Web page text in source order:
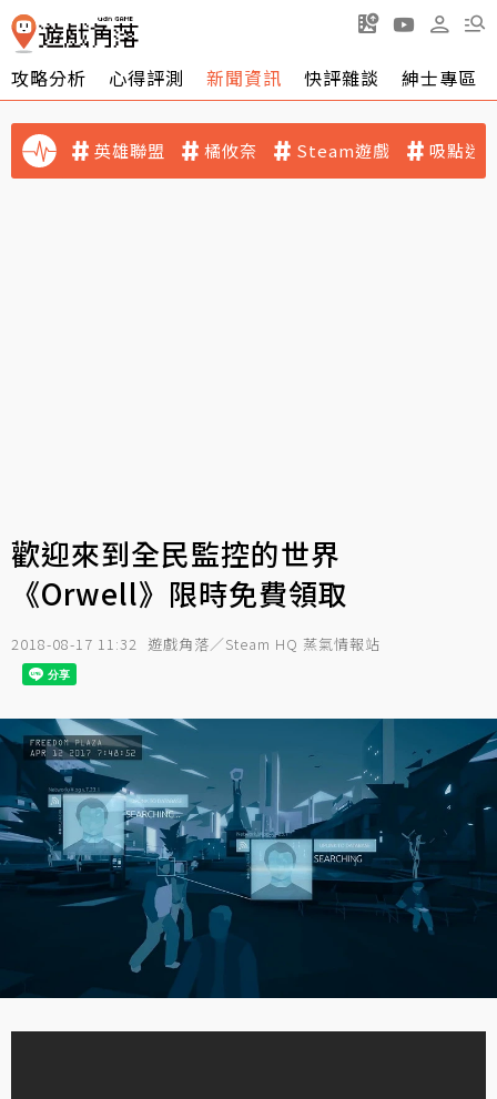
攻略分析 心得評測 新聞資訊 快評雜談 紳士專區
英雄聯盟 橘攸奈 Steam遊戲 吸點迷
歡迎來到全民監控的世界
《Orwell》限時免費領取
2018-08-17 11:32 遊戲角落／Steam HQ 蒸氣情報站